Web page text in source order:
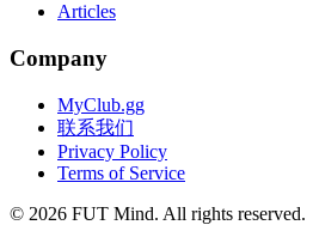
Articles
Company
MyClub.gg
联系我们
Privacy Policy
Terms of Service
© 2026 FUT Mind. All rights reserved.